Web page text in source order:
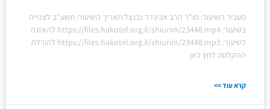
מעביר השיעור: מו"ר הרב אביגדר נבנצל תאריך השיעור: תשע"ב לצפייה
בשיעור: https://files.hakotel.org.il/shiurim/23448.mp4 להאזנה
לשיעור: https://files.hakotel.org.il/shiurim/23448.mp3 להורדת
ההקלטה לחץ כאן
קרא עוד >>